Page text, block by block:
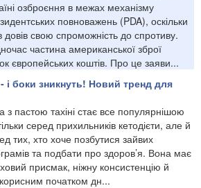
озброєння в межах механізму
повноважень (PDA), оскільки
довів свою спроможність до спротиву.
частина американської зброї
європейських коштів. Про це заяви...
і боки зникнуть! Новий тренд для
з пастою тахіні стає все популярнішою
серед прихильників кетодієти, але й
тих, хто хоче позбутися зайвих
та подбати про здоров’я. Вона має
присмак, ніжну консистенцію й
початком дн...